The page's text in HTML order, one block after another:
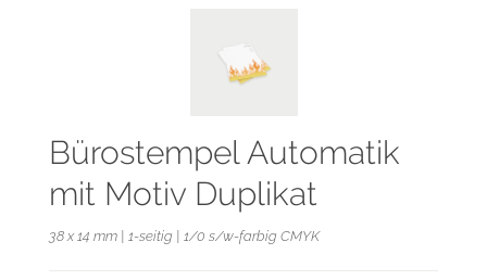
Bürostempel Automatik
mit Motiv Duplikat
38 x 14 mm | 1-seitig | 1/0 s/w-farbig CMYK